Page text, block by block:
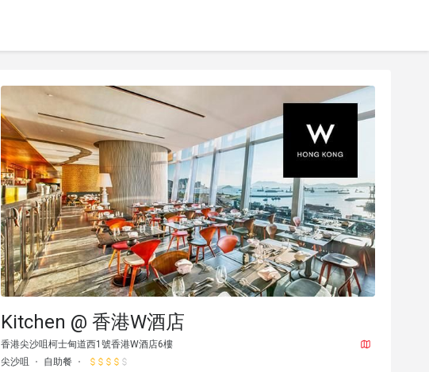
Kitchen @ 香港W酒店
香港尖沙咀柯士甸道西1號香港W酒店6樓
尖沙咀
自助餐